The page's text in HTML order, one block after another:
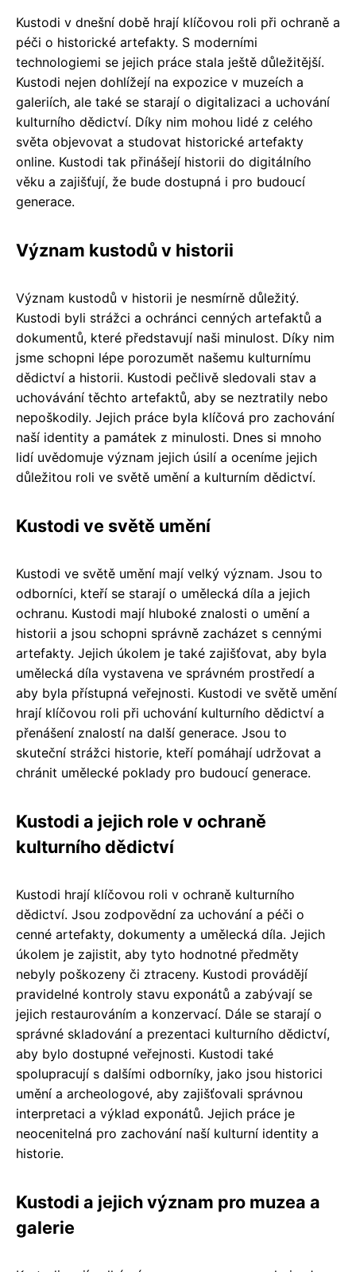
Kustodi v dnešní době hrají klíčovou roli při ochraně a
péči o historické artefakty. S moderními
technologiemi se jejich práce stala ještě důležitější.
Kustodi nejen dohlížejí na expozice v muzeích a
galeriích, ale také se starají o digitalizaci a uchování
kulturního dědictví. Díky nim mohou lidé z celého
světa objevovat a studovat historické artefakty
online. Kustodi tak přinášejí historii do digitálního
věku a zajišťují, že bude dostupná i pro budoucí
generace.
Význam kustodů v historii
Význam kustodů v historii je nesmírně důležitý.
Kustodi byli strážci a ochránci cenných artefaktů a
dokumentů, které představují naši minulost. Díky nim
jsme schopni lépe porozumět našemu kulturnímu
dědictví a historii. Kustodi pečlivě sledovali stav a
uchovávání těchto artefaktů, aby se neztratily nebo
nepoškodily. Jejich práce byla klíčová pro zachování
naší identity a památek z minulosti. Dnes si mnoho
lidí uvědomuje význam jejich úsilí a oceníme jejich
důležitou roli ve světě umění a kulturním dědictví.
Kustodi ve světě umění
Kustodi ve světě umění mají velký význam. Jsou to
odborníci, kteří se starají o umělecká díla a jejich
ochranu. Kustodi mají hluboké znalosti o umění a
historii a jsou schopni správně zacházet s cennými
artefakty. Jejich úkolem je také zajišťovat, aby byla
umělecká díla vystavena ve správném prostředí a
aby byla přístupná veřejnosti. Kustodi ve světě umění
hrají klíčovou roli při uchování kulturního dědictví a
přenášení znalostí na další generace. Jsou to
skuteční strážci historie, kteří pomáhají udržovat a
chránit umělecké poklady pro budoucí generace.
Kustodi a jejich role v ochraně
kulturního dědictví
Kustodi hrají klíčovou roli v ochraně kulturního
dědictví. Jsou zodpovědní za uchování a péči o
cenné artefakty, dokumenty a umělecká díla. Jejich
úkolem je zajistit, aby tyto hodnotné předměty
nebyly poškozeny či ztraceny. Kustodi provádějí
pravidelné kontroly stavu exponátů a zabývají se
jejich restaurováním a konzervací. Dále se starají o
správné skladování a prezentaci kulturního dědictví,
aby bylo dostupné veřejnosti. Kustodi také
spolupracují s dalšími odborníky, jako jsou historici
umění a archeologové, aby zajišťovali správnou
interpretaci a výklad exponátů. Jejich práce je
neocenitelná pro zachování naší kulturní identity a
historie.
Kustodi a jejich význam pro muzea a
galerie